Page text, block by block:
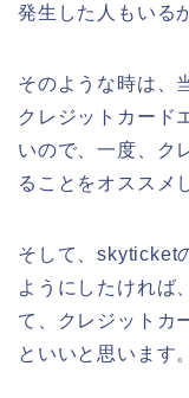
発生した人もいる
そのような時は、
クレジットカード
いので、一度、ク
ることをオススメ
そして、skyticket
ようにしたければ
て、クレジットカ
といいと思います。